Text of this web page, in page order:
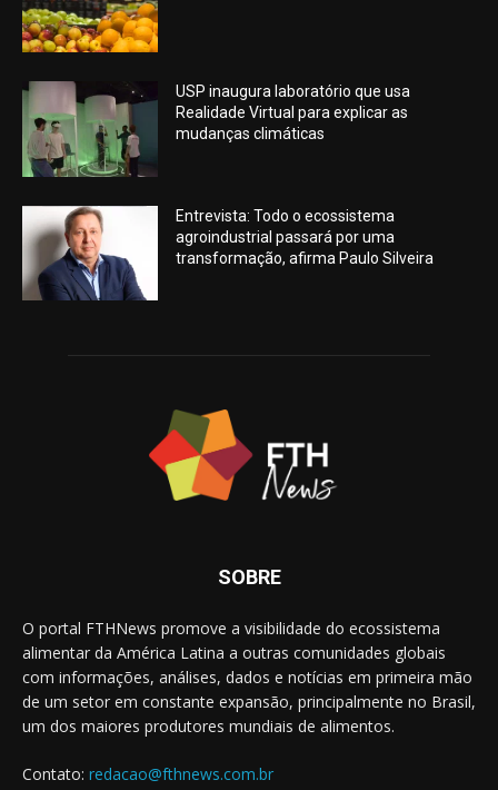
USP inaugura laboratório que usa
Realidade Virtual para explicar as
mudanças climáticas
Entrevista: Todo o ecossistema
agroindustrial passará por uma
transformação, afirma Paulo Silveira
SOBRE
O portal FTHNews promove a visibilidade do ecossistema
alimentar da América Latina a outras comunidades globais
com informações, análises, dados e notícias em primeira mão
de um setor em constante expansão, principalmente no Brasil,
um dos maiores produtores mundiais de alimentos.
Contato: redacao@fthnews.com.br